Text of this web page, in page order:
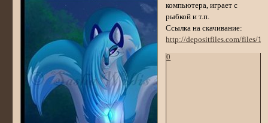
компьютера, играет с
рыбкой и т.п.
Ссылка на скачивание:
http://depositfiles.com/files/
0